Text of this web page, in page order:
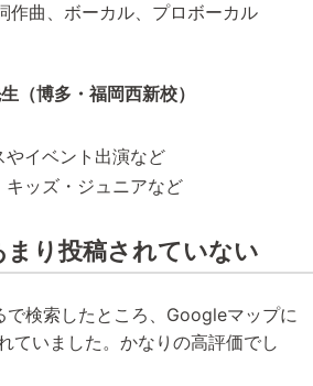
作曲、ボーカル、プロボーカル
（博多・福岡西新校）
やイベント出演など
キッズ・ジュニアなど
まり投稿されていない
検索したところ、Googleマップに
ていました。かなりの高評価でし